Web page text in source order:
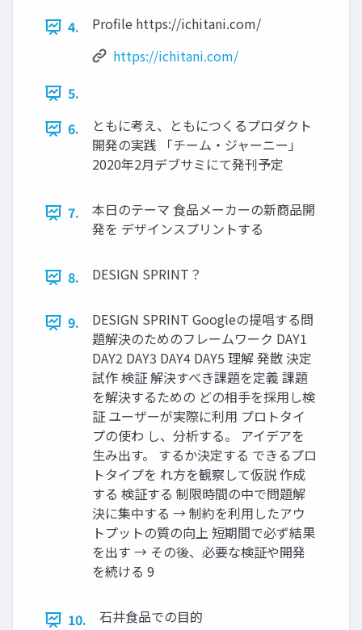
4.
Proﬁle https://ichitani.com/
https://ichitani.com/
5.
6.
ともに考え、ともにつくるプロダクト
開発の実践 「チーム・ジャーニー」
2020年2月デブサミにて発刊予定
7.
本⽇のテーマ ⾷品メーカーの新商品開
発を デザインスプリントする
8. DESIGN SPRINT？
9.
DESIGN SPRINT Googleの提唱する問
題解決のためのフレームワーク DAY1
DAY2 DAY3 DAY4 DAY5 理解 発散 決定
試作 検証 解決すべき課題を定義 課題
を解決するための どの相⼿を採⽤し検
証 ユーザーが実際に利⽤ プロトタイ
プの使わ し、分析する。 アイデアを
⽣み出す。 するか決定する できるプロ
トタイプを れ⽅を観察して仮説 作成
する 検証する 制限時間の中で問題解
決に集中する → 制約を利⽤したアウ
トプットの質の向上 短期間で必ず結果
を出す → その後、必要な検証や開発
を続ける 9
10. ⽯井⾷品での⽬的